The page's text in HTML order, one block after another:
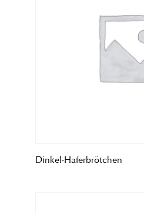
Dinkel-Haferbrötchen